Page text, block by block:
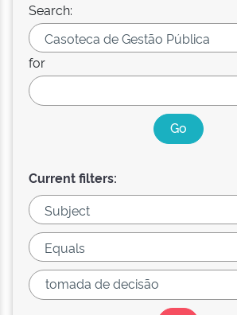
Search:
for
Current filters: